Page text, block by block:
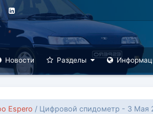
Новости Разделы
Espero / Цифровой спидометр - 3 Мая